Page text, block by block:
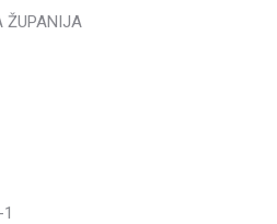
ŽUPANIJA